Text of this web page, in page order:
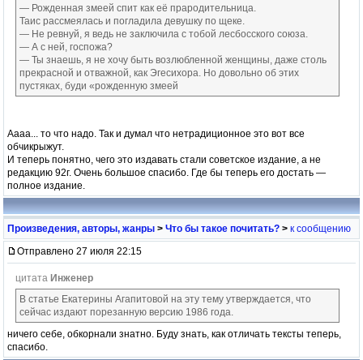
— Рожденная змеей спит как её прародительница.
Таис рассмеялась и погладила девушку по щеке.
— Не ревнуй, я ведь не заключила с тобой лесбосского союза.
— А с ней, госпожа?
— Ты знаешь, я не хочу быть возлюбленной женщины, даже столь
прекрасной и отважной, как Эгесихора. Но довольно об этих
пустяках, буди «рожденную змеей
Аааа... то что надо. Так и думал что нетрадиционное это вот все
обчикрыжут.
И теперь понятно, чего это издавать стали советское издание, а не
редакцию 92г. Очень большое спасибо. Где бы теперь его достать —
полное издание.
Произведения, авторы, жанры > Что бы такое почитать? > к сообщению
Отправлено 27 июля 22:15
цитата Инженер
В статье Екатерины Агапитовой на эту тему утверждается, что
сейчас издают порезанную версию 1986 года.
ничего себе, обкорнали знатно. Буду знать, как отличать тексты теперь,
спасибо.